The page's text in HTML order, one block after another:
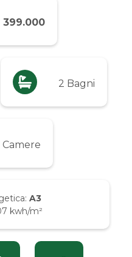
399.000
2 Bagni
Camere
A3
kwh/m²